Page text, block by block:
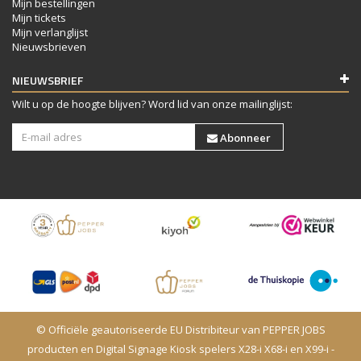
Mijn bestellingen
Mijn tickets
Mijn verlanglijst
Nieuwsbrieven
NIEUWSBRIEF
Wilt u op de hoogte blijven? Word lid van onze mailinglijst:
Abonneer
© Officiële geautoriseerde EU Distribiteur van PEPPER JOBS
producten en Digital Signage Kiosk spelers X28-i X68-i en X99-i -